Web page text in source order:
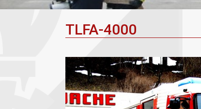
TLFA-4000